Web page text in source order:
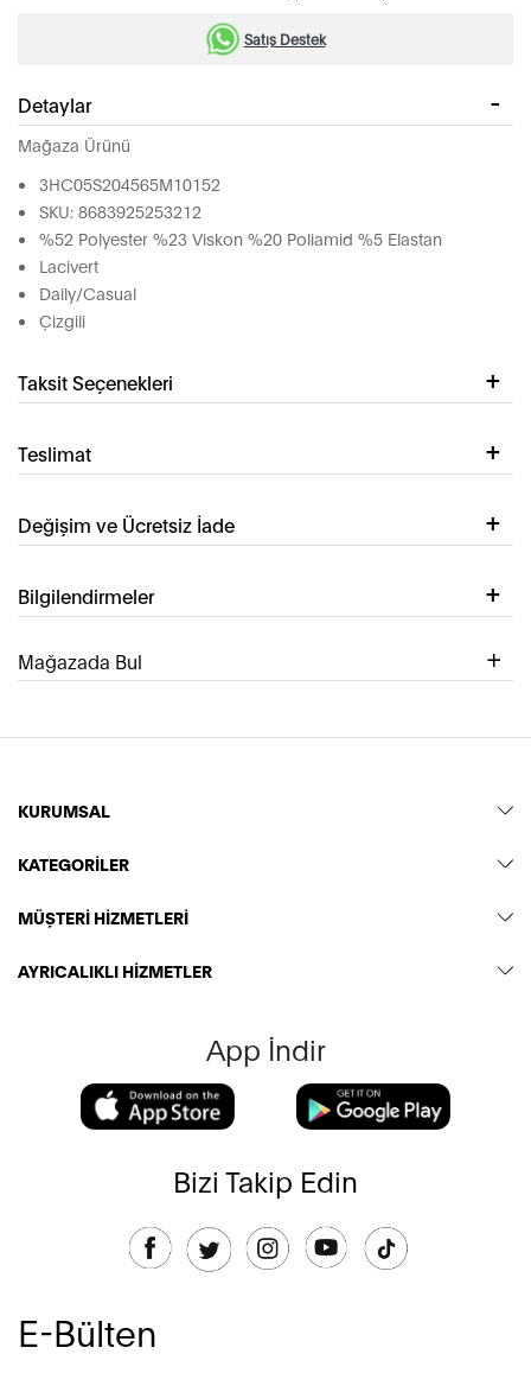
Satış Destek
Detaylar
Mağaza Ürünü
3HC05S204565M10152
SKU: 8683925253212
%52 Polyester %23 Viskon %20 Poliamid %5 Elastan
Lacivert
Daily/Casual
Çizgili
Taksit Seçenekleri
Teslimat
Değişim ve Ücretsiz İade
Bilgilendirmeler
Mağazada Bul
KURUMSAL
KATEGORİLER
MÜŞTERİ HİZMETLERİ
AYRICALIKLI HİZMETLER
App İndir
Bizi Takip Edin
E-Bülten